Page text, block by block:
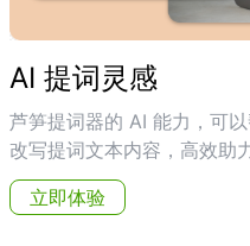
AI 提词灵感
芦笋提词器的 AI 能力，可
改写提词文本内容，高效助
立即体验